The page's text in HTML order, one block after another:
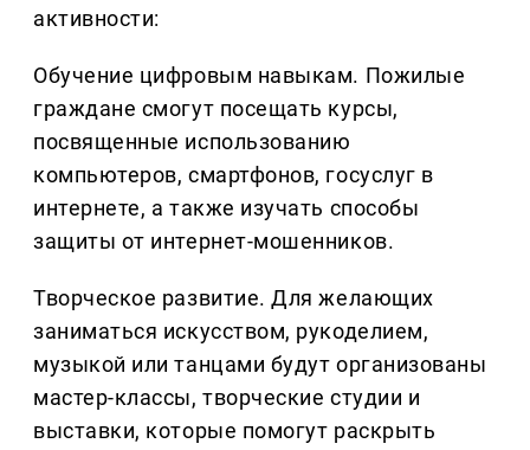
активности:
Обучение цифровым навыкам. Пожилые
граждане смогут посещать курсы,
посвященные использованию
компьютеров, смартфонов, госуслуг в
интернете, а также изучать способы
защиты от интернет-мошенников.
Творческое развитие. Для желающих
заниматься искусством, рукоделием,
музыкой или танцами будут организованы
мастер-классы, творческие студии и
выставки, которые помогут раскрыть